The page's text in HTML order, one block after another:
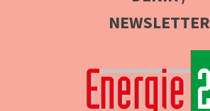
NEWSLETTER